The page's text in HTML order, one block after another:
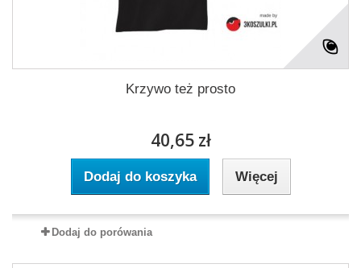
Krzywo też prosto
40,65 zł
Dodaj do koszyka Więcej
Dodaj do porówania